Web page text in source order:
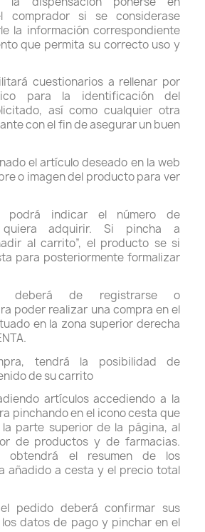
comprador si se considerase
la información correspondiente
que permita su correcto uso y
cuestionarios a rellenar por
para la identificación del
así como cualquier otra
con el fin de asegurar un buen
el artículo deseado en la web
o imagen del producto para ver
podrá indicar el número de
adquirir. Si pincha a
al carrito”, el producto se si
para posteriormente formalizar
deberá de registrarse o
poder realizar una compra en el
en la zona superior derecha
tendrá la posibilidad de
de su carrito
artículos accediendo a la
pinchando en el icono cesta que
parte superior de la página, al
de productos y de farmacias.
obtendrá el resumen de los
añadido a cesta y el precio total
pedido deberá confirmar sus
datos de pago y pinchar en el